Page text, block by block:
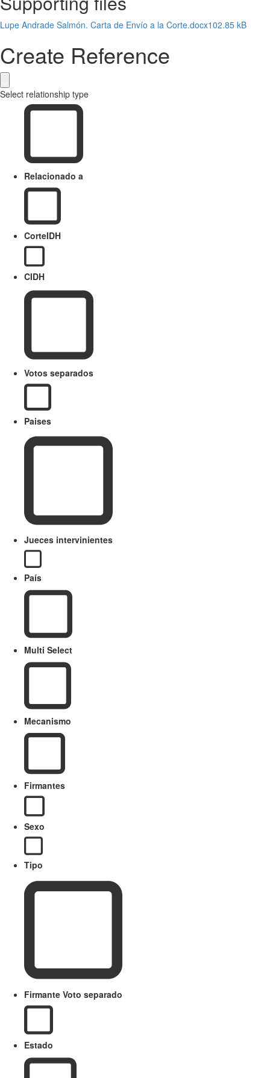
Lupe Andrade Salmón. Carta de Envío a la Corte.docx102.85 kB
Create Reference
Select relationship type
Relacionado a
CorteIDH
CIDH
Votos separados
Paises
Jueces intervinientes
País
Multi Select
Mecanismo
Firmantes
Sexo
Tipo
Firmante Voto separado
Estado